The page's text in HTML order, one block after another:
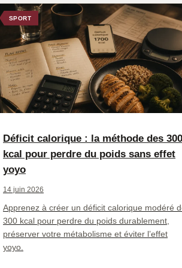
SPORT
Déficit calorique : la méthode des 300
kcal pour perdre du poids sans effet
yoyo
14 juin 2026
Apprenez à créer un déficit calorique modéré
300 kcal pour perdre du poids durablement,
préserver votre métabolisme et éviter l’effet
yoyo.